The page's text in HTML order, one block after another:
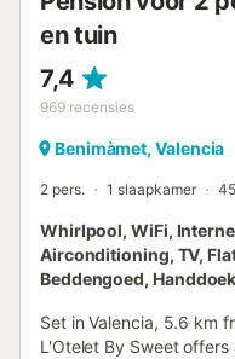
en tuin
7,4
969 recensies
Benimàmet, Valencia
2 pers. 1 slaapkamer
Whirlpool, WiFi,
Airconditioning, TV,
Beddengoed,
Set in Valencia, 5.6 km
L'Otelet By Sweet